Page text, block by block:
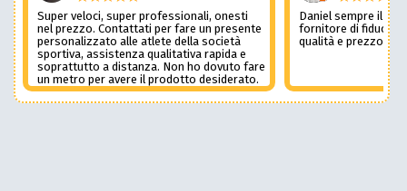
Super veloci, super professionali, onesti
nel prezzo. Contattati per fare un presente
personalizzato alle atlete della società
sportiva, assistenza qualitativa rapida e
soprattutto a distanza. Non ho dovuto fare
un metro per avere il prodotto desiderato.
Una assistenza del genere è rara e
preziosa. Credo li contatterò ancora in
Daniel sempre il
fornitore di fiducia
qualità e prezzo